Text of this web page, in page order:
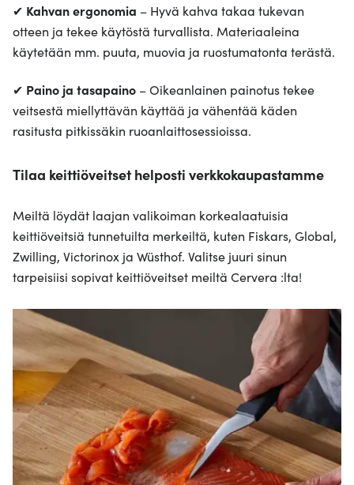
✔ Kahvan ergonomia – Hyvä kahva takaa tukevan
otteen ja tekee käytöstä turvallista. Materiaaleina
käytetään mm. puuta, muovia ja ruostumatonta terästä.
✔ Paino ja tasapaino – Oikeanlainen painotus tekee
veitsestä miellyttävän käyttää ja vähentää käden
rasitusta pitkissäkin ruoanlaittosessioissa.
Tilaa keittiöveitset helposti verkkokaupastamme
Meiltä löydät laajan valikoiman korkealaatuisia
keittiöveitsiä tunnetuilta merkeiltä, kuten Fiskars, Global,
Zwilling, Victorinox ja Wüsthof. Valitse juuri sinun
tarpeisiisi sopivat keittiöveitset meiltä Cervera :lta!